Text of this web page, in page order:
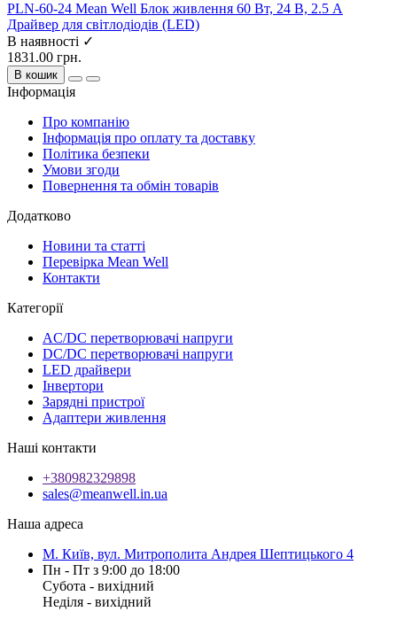
PLN-60-24 Mean Well Блок живлення 60 Вт, 24 В, 2.5 А
Драйвер для світлодіодів (LED)
В наявності ✓
1831.00 грн.
В кошик
Інформація
Про компанію
Інформація про оплату та доставку
Політика безпеки
Умови згоди
Повернення та обмін товарів
Додатково
Новини та статті
Перевірка Mean Well
Контакти
Категорії
AC/DC перетворювачі напруги
DC/DC перетворювачі напруги
LED драйвери
Інвертори
Зарядні пристрої
Адаптери живлення
Наші контакти
+380982329898
sales@meanwell.in.ua
Наша адреса
М. Київ, вул. Митрополита Андрея Шептицького 4
Пн - Пт з 9:00 до 18:00
Субота - вихідний
Неділя - вихідний